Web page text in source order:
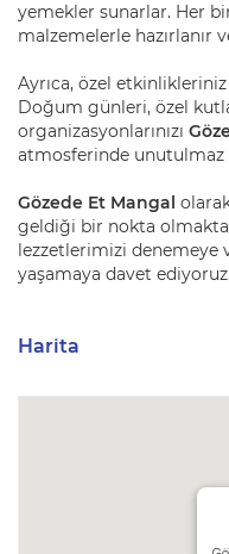
yemekler sunarlar. Her
malzemelerle hazırlanır
Ayrıca, özel
Doğum günleri, özel
organizasyonlarınızı
atmosferinde unutulmaz
Gözede Et Mangal
geldiği bir nokta
lezzetlerimizi
yaşamaya davet ediyoruz.
Harita